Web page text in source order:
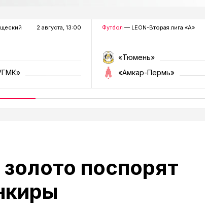
2 августа, 13:00 Футбол — LEON-Вторая лига «А»
«Тюмень»
«Амкар-Пермь»
поспорят